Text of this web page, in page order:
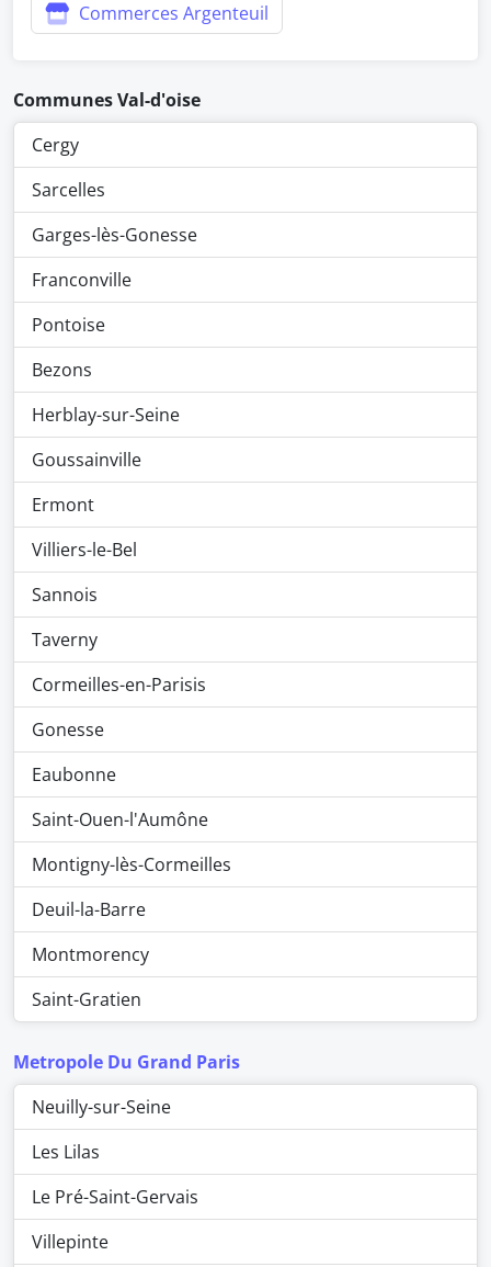
Commerces Argenteuil
Communes Val-d'oise
Cergy
Sarcelles
Garges-lès-Gonesse
Franconville
Pontoise
Bezons
Herblay-sur-Seine
Goussainville
Ermont
Villiers-le-Bel
Sannois
Taverny
Cormeilles-en-Parisis
Gonesse
Eaubonne
Saint-Ouen-l'Aumône
Montigny-lès-Cormeilles
Deuil-la-Barre
Montmorency
Saint-Gratien
Metropole Du Grand Paris
Neuilly-sur-Seine
Les Lilas
Le Pré-Saint-Gervais
Villepinte